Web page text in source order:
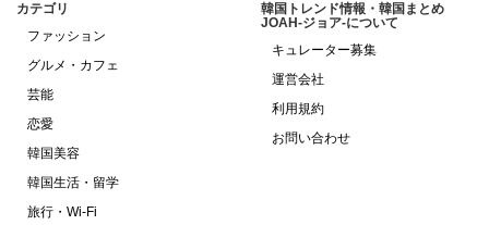
カテゴリ
ファッション
グルメ・カフェ
芸能
恋愛
韓国美容
韓国生活・留学
旅行・Wi-Fi
韓国トレンド情報・韓国まとめ
JOAH-ジョア-について
キュレーター募集
運営会社
利用規約
お問い合わせ